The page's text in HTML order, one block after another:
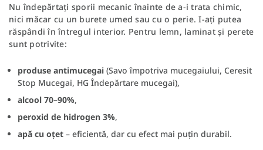
Nu îndepărtați sporii mecanic înainte de a-i trata chimic,
nici măcar cu un burete umed sau cu o perie. I-ați putea
răspândi în întregul interior. Pentru lemn, laminat și perete
sunt potrivite:
produse antimucegai (Savo împotriva mucegaiului, Ceresit
Stop Mucegai, HG Îndepărtare mucegai),
alcool 70–90%,
peroxid de hidrogen 3%,
apă cu oțet – eficientă, dar cu efect mai puțin durabil.